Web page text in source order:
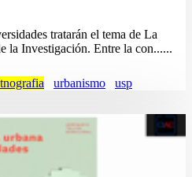
tratarán el tema de La
la Investigación. Entre la con......
urbanismo usp